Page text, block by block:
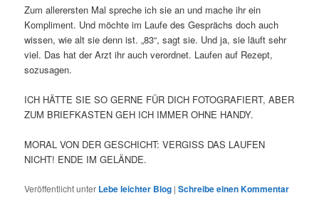
Zum allerersten Mal spreche ich sie an und mache ihr ein
Kompliment. Und möchte im Laufe des Gesprächs doch auch
wissen, wie alt sie denn ist. „83“, sagt sie. Und ja, sie läuft sehr
viel. Das hat der Arzt ihr auch verordnet. Laufen auf Rezept,
sozusagen.
ICH HÄTTE SIE SO GERNE FÜR DICH FOTOGRAFIERT, ABER
ZUM BRIEFKASTEN GEH ICH IMMER OHNE HANDY.
MORAL VON DER GESCHICHT: VERGISS DAS LAUFEN
NICHT! ENDE IM GELÄNDE.
Veröffentlicht unter Lebe leichter Blog |Schreibe einen Kommentar